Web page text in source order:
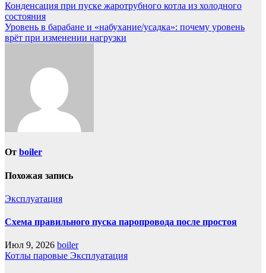
Конденсация при пуске жаротрубного котла из холодного
состояния
Уровень в барабане и «набухание/усадка»: почему уровень
врёт при изменении нагрузки
От boiler
Похожая запись
Эксплуатация
Схема правильного пуска паропровода после простоя
Июл 9, 2026 boiler
Котлы паровые Эксплуатация